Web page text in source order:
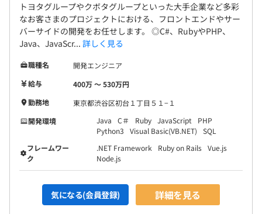
トヨタグループやクボタグループといった大手企業など多彩
なお客さまのプロジェクトにおける、フロントエンドやサー
バーサイドの開発をお任せします。 ◎C#、RubyやPHP、
Java、JavaScr... 詳しく見る
職種名
開発エンジニア
給与
400万 〜 530万円
勤務地
東京都渋谷区初台１丁目５１−１
開発環境
Java C＃ Ruby JavaScript
PHP
Python3
Visual Basic(VB.NET)
SQL
フレームワー
ク
.NET Framework Ruby on Rails Vue.js
Node.js
気になる(会員登録) 詳細を見る